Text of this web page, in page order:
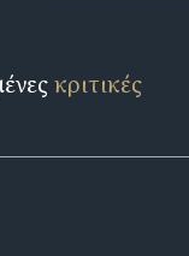
κριτικές